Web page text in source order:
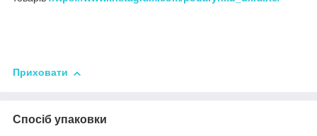
Приховати
Спосіб упаковки